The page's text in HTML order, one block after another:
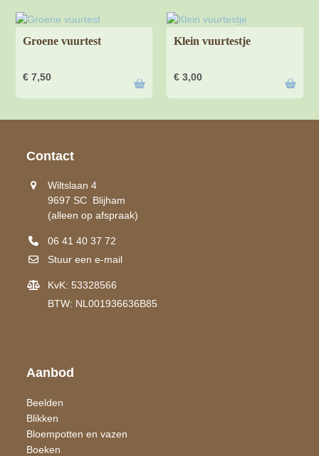
Groene vuurtest
€ 7,50
Klein vuurtestje
€ 3,00
Contact
Wiltslaan 4
9697 SC Blijham
(alleen op afspraak)
06 41 40 37 72
Stuur een e-mail
KvK: 53328566
BTW: NL001936636B85
Aanbod
Beelden
Blikken
Bloempotten en vazen
Boeken